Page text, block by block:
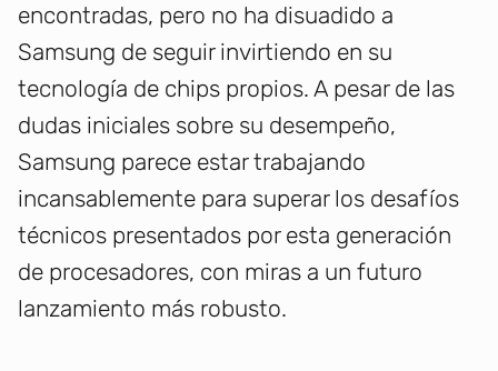
encontradas, pero no ha disuadido a
Samsung de seguir invirtiendo en su
tecnología de chips propios. A pesar de las
dudas iniciales sobre su desempeño,
Samsung parece estar trabajando
incansablemente para superar los desafíos
técnicos presentados por esta generación
de procesadores, con miras a un futuro
lanzamiento más robusto.